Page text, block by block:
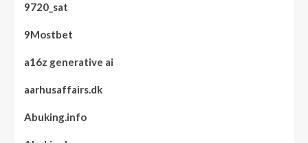
9720_sat
9Mostbet
a16z generative ai
aarhusaffairs.dk
Abuking.info